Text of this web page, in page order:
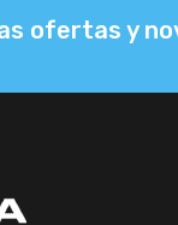
ofertas y